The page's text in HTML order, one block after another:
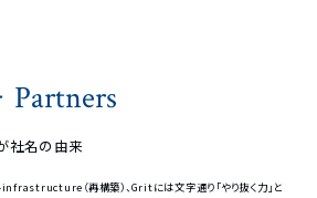
Partners
社名の由来
infrastructure（再構築）、Gritには文字通り「やり抜く力」と